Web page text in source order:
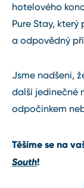
hotelového
Pure Stay,
a odpovědný
Jsme nadšeni,
další jedinečné
odpočinkem
Těšíme se na
South!